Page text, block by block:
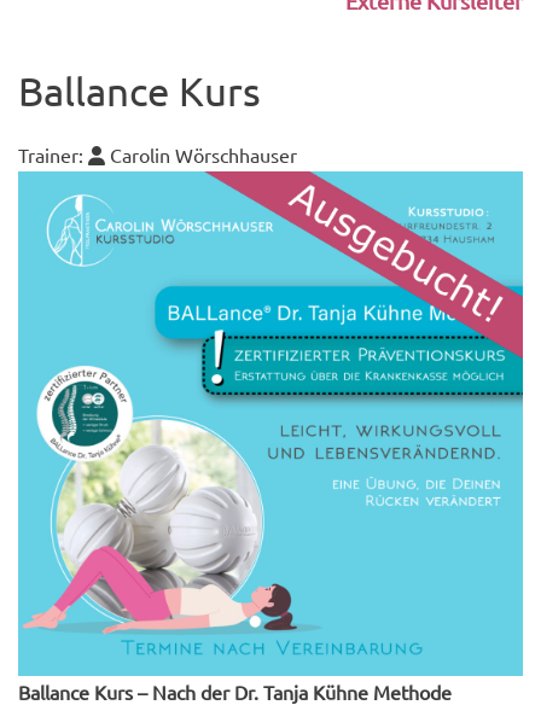
Ballance Kurs
Trainer: Carolin Wörschhauser
Ballance Kurs – Nach der Dr. Tanja Kühne Methode